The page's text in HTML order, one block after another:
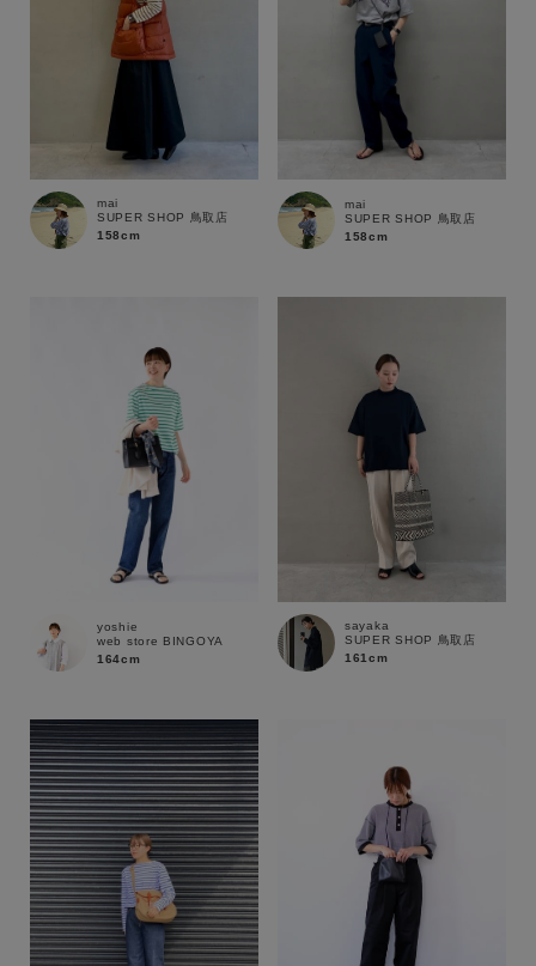
ブランド
mai
SUPER SHOP 鳥取店
158cm
mai
SUPER SHOP 鳥取店
158cm
yoshie
web store BINGOYA
164cm
sayaka
SUPER SHOP 鳥取店
161cm